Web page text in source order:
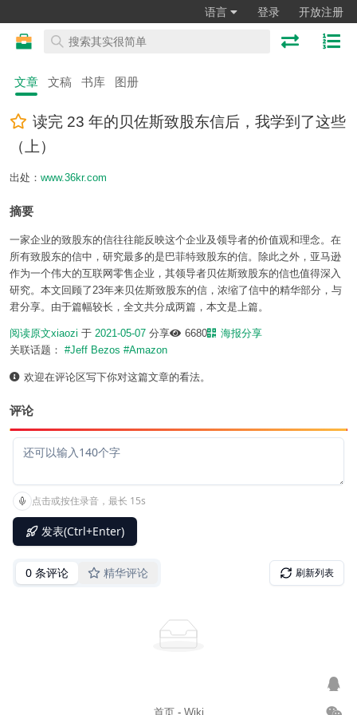
语言 登录 开放注册
文章 文稿 书库 图册
读完 23 年的贝佐斯致股东信后，我学到了这些
（上）
出处： www.36kr.com
摘要
一家企业的致股东的信往往能反映这个企业及领导者的价值观和理念。在
所有致股东的信中，研究最多的是巴菲特致股东的信。除此之外，亚马逊
作为一个伟大的互联网零售企业，其领导者贝佐斯致股东的信也值得深入
研究。本文回顾了23年来贝佐斯致股东的信，浓缩了信中的精华部分，与
君分享。由于篇幅较长，全文共分成两篇，本文是上篇。
阅读原文xiaozi 于 2021-05-07 分享 6680
海报分享
关联话题： #Jeff Bezos #Amazon
欢迎在评论区写下你对这篇文章的看法。
评论
首页- Wiki